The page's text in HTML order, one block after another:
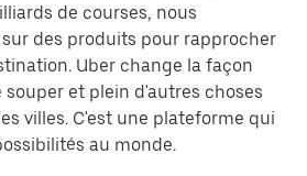
de courses, nous
des produits pour rapprocher
Uber change la façon
souper et plein d'autres choses
villes. C'est une plateforme qui
au monde.